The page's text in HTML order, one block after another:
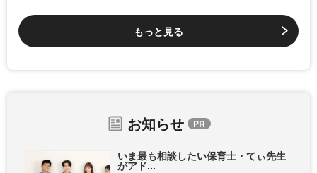
もっと見る
お知らせ
いま最も相談したい保育士・てぃ先生
がアド...